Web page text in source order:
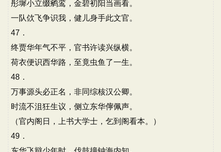
彤墀小立缀鹓鸾，金碧初阳当画看。
一队佽飞争识我，健儿身手此文官。
47．
终贾华年气不平，官书许读兴纵横。
荷衣便识西华路，至竟虫鱼了一生。
48．
万事源头必正名，非同综核汉公卿。
时流不沮狂生议，侧立东华儜佩声。
（官内阁日，上书大学士，乞到阁看本。）
49．